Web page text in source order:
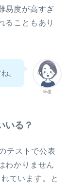
易度が高すぎ
ることもあり
筆者
。
いる？
テストで公表
わかりません
ています。と